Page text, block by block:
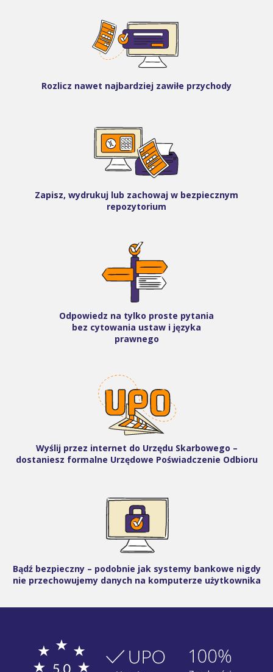
Rozlicz nawet najbardziej zawiłe przychody
Zapisz, wydrukuj lub zachowaj w bezpiecznym
repozytorium
Odpowiedz na tylko proste pytania
bez cytowania ustaw i języka
prawnego
Wyślij przez internet do Urzędu Skarbowego –
dostaniesz formalne Urzędowe Poświadczenie Odbioru
Bądź bezpieczny – podobnie jak systemy bankowe nigdy
nie przechowujemy danych na komputerze użytkownika